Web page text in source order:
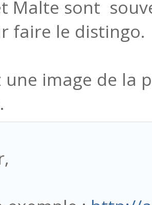
Malte sont
faire le distingo.
une image de la